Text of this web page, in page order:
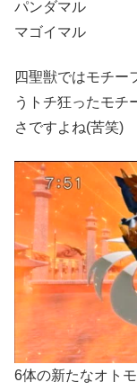
パンダマル
マゴイマル
四聖獣ではモチー
うトチ狂ったモチ
さですよね(苦笑)
6体の新たなオト